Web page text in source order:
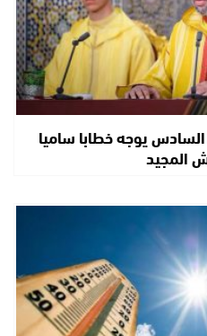
يوجه خطابا ساميا
المجيد